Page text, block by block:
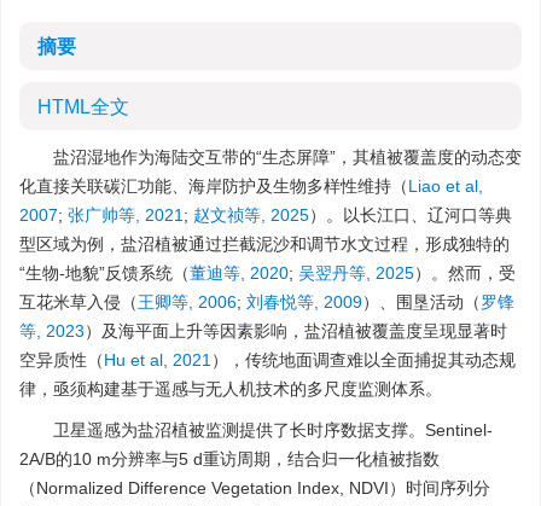
摘要
HTML全文
盐沼湿地作为海陆交互带的“生态屏障”，其植被覆盖度的动态变
化直接关联碳汇功能、海岸防护及生物多样性维持（Liao et al,
2007; 张广帅等, 2021 ; 赵文祯等, 2025）。以长江口、辽河口等典
型区域为例，盐沼植被通过拦截泥沙和调节水文过程，形成独特的
“生物-地貌”反馈系统（董迪等, 2020; 吴翌丹等, 2025）。然而，受
互花米草入侵（王卿等, 2006; 刘春悦等, 2009）、围垦活动（罗锋
等, 2023）及海平面上升等因素影响，盐沼植被覆盖度呈现显著时
空异质性（Hu et al, 2021 ），传统地面调查难以全面捕捉其动态规
律，亟须构建基于遥感与无人机技术的多尺度监测体系。
卫星遥感为盐沼植被监测提供了长时序数据支撑。Sentinel-
2A/B的10 m分辨率与5 d重访周期，结合归一化植被指数
（Normalized Difference Vegetation Index, NDVI）时间序列分